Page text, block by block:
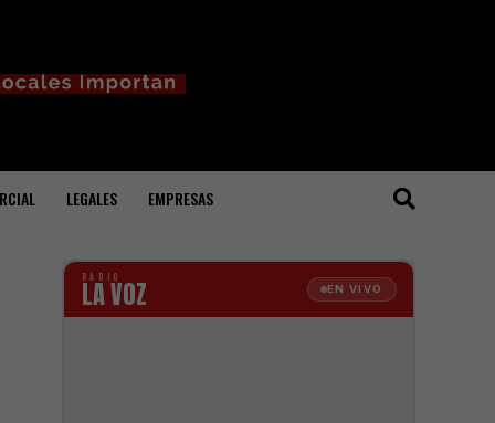
LEGALES EMPRESAS